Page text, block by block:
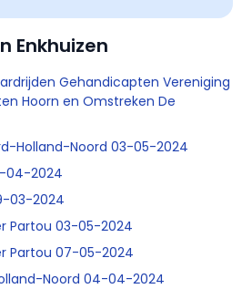
Enkhuizen
Gehandicapten Vereniging
Hoorn en Omstreken De
Holland-Noord 03-05-2024
04-2024
03-2024
Partou 03-05-2024
Partou 07-05-2024
Noord 04-04-2024